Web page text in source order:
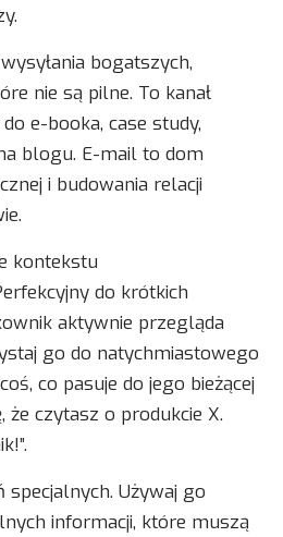
bogatszych,
nie są pilne. To kanał
e-booka, case study,
blogu. E-mail to dom
i budowania relacji
kontekstu
do krótkich
aktywnie przegląda
go do natychmiastowego
co pasuje do jego bieżącej
że czytasz o produkcie X.
specjalnych. Używaj go
informacji, które muszą